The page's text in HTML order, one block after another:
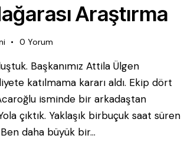
Araştırma
0 Yorum
Başkanımız Attila Ülgen
katılmama kararı aldı. Ekip dört
isminde bir arkadaştan
çıktık. Yaklaşık birbuçuk saat süren
daha büyük bir…